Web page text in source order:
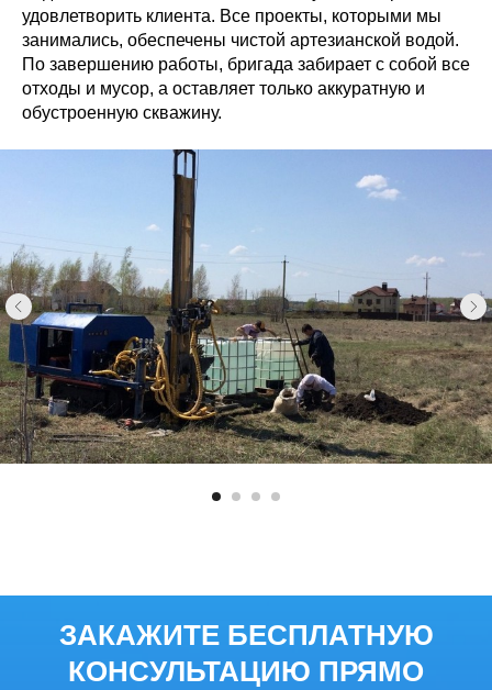
удовлетворить клиента. Все проекты, которыми мы
занимались, обеспечены чистой артезианской водой.
По завершению работы, бригада забирает с собой все
отходы и мусор, а оставляет только аккуратную и
обустроенную скважину.
ЗАКАЖИТЕ БЕСПЛАТНУЮ
КОНСУЛЬТАЦИЮ ПРЯМО